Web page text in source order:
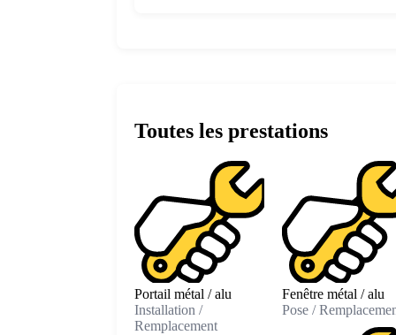
Toutes les prestations
Portail métal / alu
Installation /
Remplacement
Fenêtre métal / alu
Pose /